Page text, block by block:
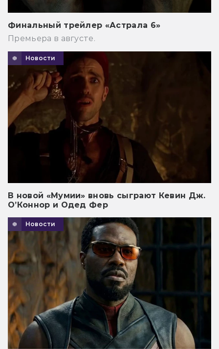
Финальный трейлер «Астрала 6»
Премьера в августе.
Новости
В новой «Мумии» вновь сыграют Кевин Дж.
О’Коннор и Одед Фер
Новости